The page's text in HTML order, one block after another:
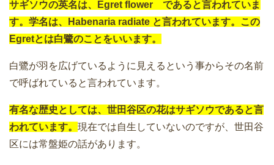
サギソウの英名は、Egret flower であると言われていま
す。学名は、Habenaria radiate と言われています。この
Egretとは白鷺のことをいいます。
白鷺が羽を広げているように見えるという事からその名前
で呼ばれていると言われています。
有名な歴史としては、世田谷区の花はサギソウであると言
われています。 現在では自生していないのですが、世田谷
区には常盤姫の話があります。